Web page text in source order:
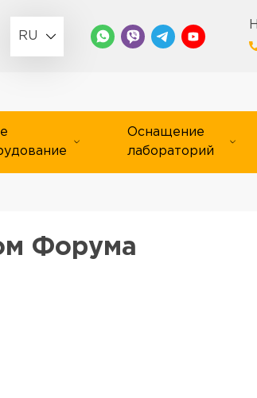
RU
Оснащение
лабораторий
Форума